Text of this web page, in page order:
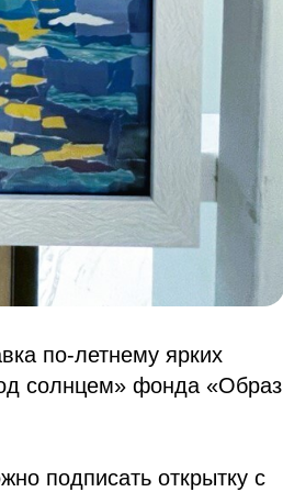
по-летнему ярких
солнцем» фонда «Образ
подписать открытку с